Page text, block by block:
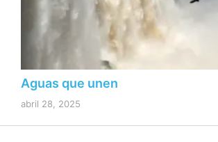
Aguas que unen
abril 28, 2025